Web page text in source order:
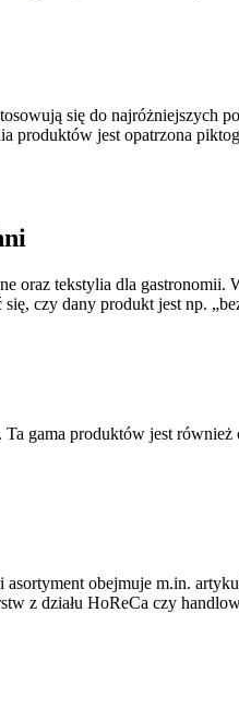
się do najróżniejszych
jest opatrzona
oraz tekstylia dla gastronomii.
czy dany produkt jest np.
gama produktów jest również
obejmuje m.in.
z działu HoReCa czy